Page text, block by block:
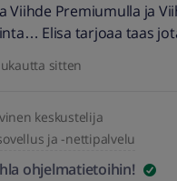
Viihde Premiumulla ja
Elisa tarjoaa taas
Viihteen hintaa,
Onko
sitten
keskustelija
ja -nettipalvelu
ohjelmatietoihin!